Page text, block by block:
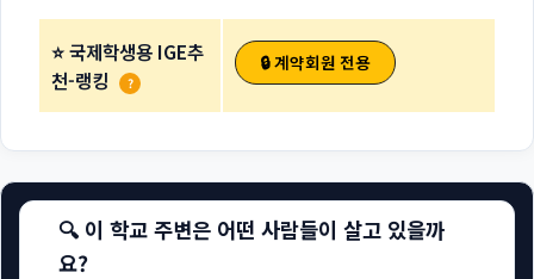
⭐ 국제학생용 IGE추
천-랭킹
?
🔒 계약회원 전용
🔍 이 학교 주변은 어떤 사람들이 살고 있을까
요?